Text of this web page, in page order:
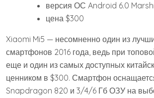
версия ОС Android 6.0
цена $300
Xiaomi Mi5 — несомненно один из
смартфонов 2016 года, ведь при
еще и один из самых доступных
ценником в $300. Смартфон
Snapdragon 820 и 3/4/6 Гб ОЗУ на